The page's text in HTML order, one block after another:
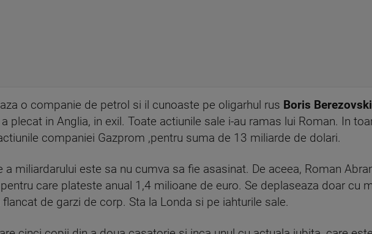
o companie de petrol si il cunoaste pe oligarhul rus Boris Berezovski
plecat in Anglia, in exil. Toate actiunile sale i-au ramas lui Roman. In
companiei Gazprom ,pentru suma de 13 miliarde de dolari.
a miliardarului este sa nu cumva sa fie asasinat. De aceea, Roman
care plateste anual 1,4 milioane de euro. Se deplaseaza doar cu
de garzi de corp. Sta la Londa si pe iahturile sale.